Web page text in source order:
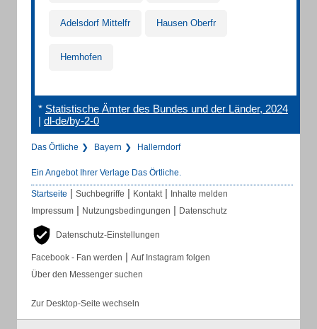
Adelsdorf Mittelfr Hausen Oberfr
Hemhofen
* Statistische Ämter des Bundes und der Länder, 2024
| dl-de/by-2-0
Das Örtliche Bayern Hallerndorf
Ein Angebot Ihrer Verlage Das Örtliche.
Startseite | Suchbegriffe | Kontakt | Inhalte melden
Impressum | Nutzungsbedingungen | Datenschutz
Datenschutz-Einstellungen
Facebook - Fan werden | Auf Instagram folgen
Über den Messenger suchen
Zur Desktop-Seite wechseln